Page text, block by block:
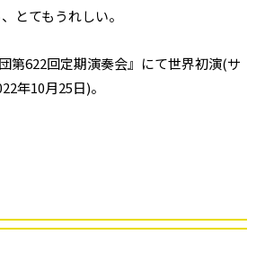
とてもうれしい。
第622回定期演奏会』にて世界初演(サ
年10月25日)。